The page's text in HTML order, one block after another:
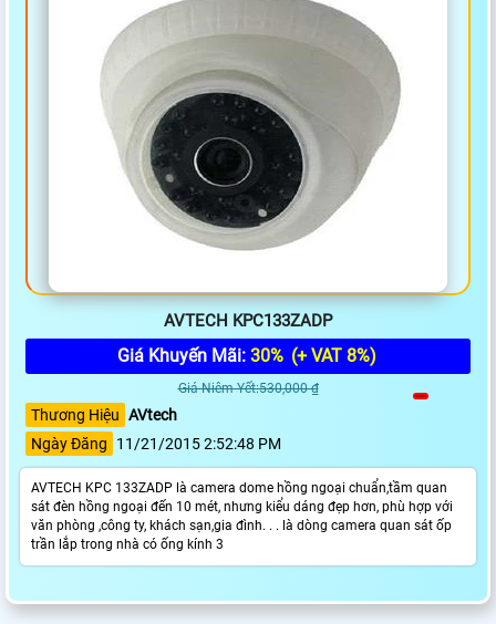
AVTECH KPC133ZADP
Giá Khuyến Mãi: 30% (+ VAT 8%)
Giá Niêm Yết:530,000 ₫
Thương Hiệu AVtech
Ngày Đăng
11/21/2015 2:52:48 PM
AVTECH KPC 133ZADP là camera dome hồng ngoại chuẩn,tầm quan
sát đèn hồng ngoại đến 10 mét, nhưng kiểu dáng đẹp hơn, phù hợp với
văn phòng ,công ty, khách sạn,gia đình. . . là dòng camera quan sát ốp
trần lắp trong nhà có ống kính 3